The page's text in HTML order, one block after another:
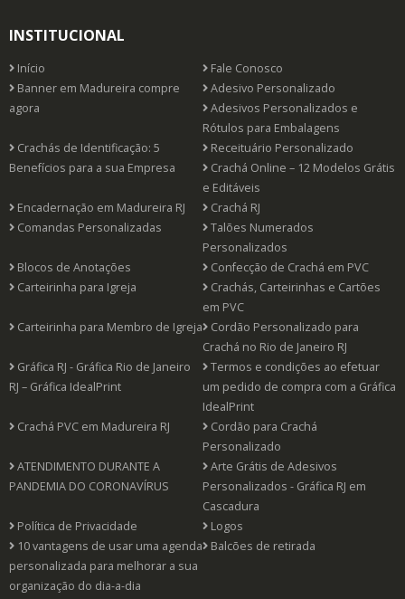
INSTITUCIONAL
Início
Fale Conosco
Banner em Madureira compre
agora
Adesivo Personalizado
Adesivos Personalizados e
Rótulos para Embalagens
Crachás de Identificação: 5
Benefícios para a sua Empresa
Receituário Personalizado
Crachá Online – 12 Modelos Grátis
e Editáveis
Encadernação em Madureira RJ
Crachá RJ
Comandas Personalizadas
Talões Numerados
Personalizados
Blocos de Anotações
Confecção de Crachá em PVC
Carteirinha para Igreja
Crachás, Carteirinhas e Cartões
em PVC
Carteirinha para Membro de Igreja
Cordão Personalizado para
Crachá no Rio de Janeiro RJ
Gráfica RJ - Gráfica Rio de Janeiro
RJ – Gráfica IdealPrint
Termos e condições ao efetuar
um pedido de compra com a Gráfica
IdealPrint
Crachá PVC em Madureira RJ
Cordão para Crachá
Personalizado
ATENDIMENTO DURANTE A
PANDEMIA DO CORONAVÍRUS
Arte Grátis de Adesivos
Personalizados - Gráfica RJ em
Cascadura
Política de Privacidade
Logos
10 vantagens de usar uma agenda
personalizada para melhorar a sua
organização do dia-a-dia
Balcões de retirada